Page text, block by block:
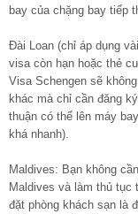
bay của chặng bay tiếp
Đài Loan (chỉ áp dụng
visa còn hạn hoặc thẻ
Visa Schengen sẽ
khác mà chỉ cần đăng
thuận có thể lên máy
khá nhanh).
Maldives: Bạn không
Maldives và làm thủ
đặt phòng khách sạn là